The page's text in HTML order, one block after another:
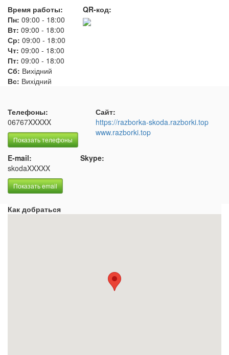
Время работы:
Пн: 09:00 - 18:00
Вт: 09:00 - 18:00
Ср: 09:00 - 18:00
Чт: 09:00 - 18:00
Пт: 09:00 - 18:00
Сб: Вихідний
Вс: Вихідний
QR-код:
Телефоны:
06767XXXXX
Показать телефоны
Сайт:
https://razborka-skoda.razborki.top
www.razborki.top
E-mail:
skodaXXXXX
Показать email
Skype:
Как добраться